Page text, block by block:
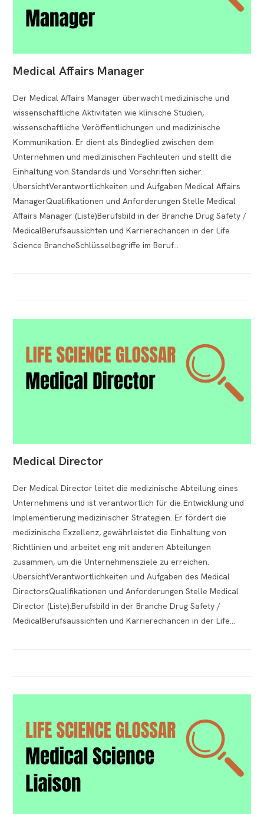
Medical Affairs Manager
Der Medical Affairs Manager überwacht medizinische und
wissenschaftliche Aktivitäten wie klinische Studien,
wissenschaftliche Veröffentlichungen und medizinische
Kommunikation. Er dient als Bindeglied zwischen dem
Unternehmen und medizinischen Fachleuten und stellt die
Einhaltung von Standards und Vorschriften sicher.
ÜbersichtVerantwortlichkeiten und Aufgaben Medical Affairs
ManagerQualifikationen und Anforderungen Stelle Medical
Affairs Manager (Liste)Berufsbild in der Branche Drug Safety /
MedicalBerufsaussichten und Karrierechancen in der Life
Science BrancheSchlüsselbegriffe im Beruf…
Medical Director
Der Medical Director leitet die medizinische Abteilung eines
Unternehmens und ist verantwortlich für die Entwicklung und
Implementierung medizinischer Strategien. Er fördert die
medizinische Exzellenz, gewährleistet die Einhaltung von
Richtlinien und arbeitet eng mit anderen Abteilungen
zusammen, um die Unternehmensziele zu erreichen.
ÜbersichtVerantwortlichkeiten und Aufgaben des Medical
DirectorsQualifikationen und Anforderungen Stelle Medical
Director (Liste):Berufsbild in der Branche Drug Safety /
MedicalBerufsaussichten und Karrierechancen in der Life…